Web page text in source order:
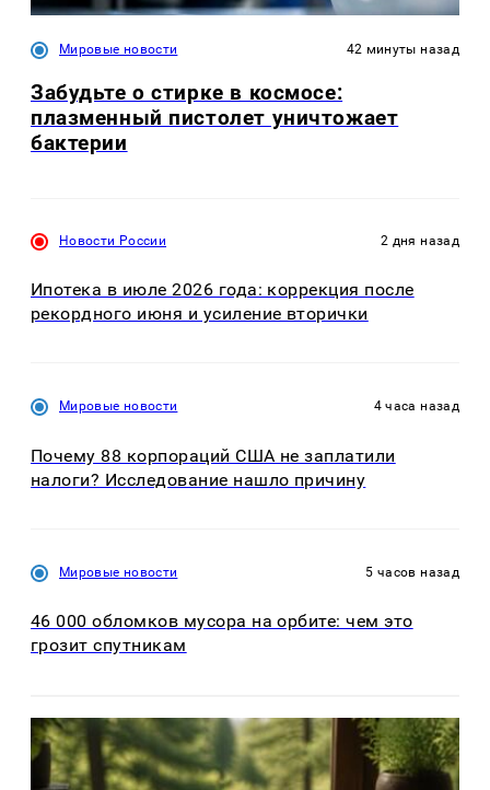
Мировые новости 42 минуты назад
Забудьте о стирке в космосе:
плазменный пистолет уничтожает
бактерии
Новости России 2 дня назад
Ипотека в июле 2026 года: коррекция после
рекордного июня и усиление вторички
Мировые новости 4 часа назад
Почему 88 корпораций США не заплатили
налоги? Исследование нашло причину
Мировые новости 5 часов назад
46 000 обломков мусора на орбите: чем это
грозит спутникам